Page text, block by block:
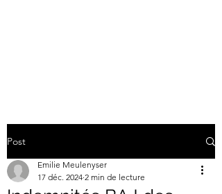
Post
Emilie Meulenyser
17 déc. 2024 2 min de lecture